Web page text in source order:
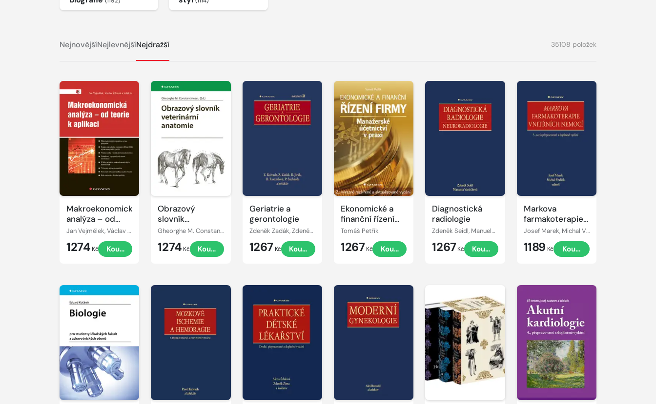
NejnovějšíNejlevnějšíNejdražší 35108 položek
Makroekonomická
analýza – od
teorie k aplikaciJan Vejmělek, Václav Žďárek
1274 Kč Koupit
Obrazový
slovník
veterinární
Gheorghe M. Constantinescu
1274 Kč Koupit
Geriatrie a
gerontologie
Zdeněk Zadák, Zdeněk Kalvach, Roman Jirák
1267 Kč Koupit
Ekonomické a
finanční řízení
firmy
Tomáš Petřík
1267 Kč Koupit
Diagnostická
radiologie
Zdeněk Seidl, Manuela Vaněčková
1267 Kč Koupit
Markova
farmakoterapie
vnitřních nemocíJosef Marek, Michal Vrablík
1189 Kč Koupit